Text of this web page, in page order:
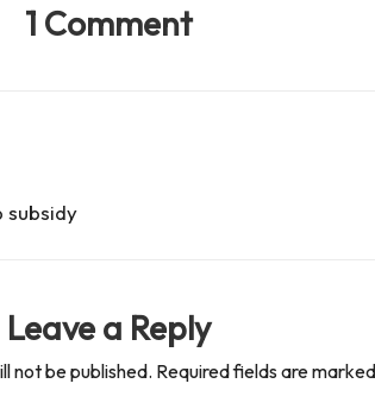
1 Comment
subsidy
Leave a Reply
not be published. Required fields are marked